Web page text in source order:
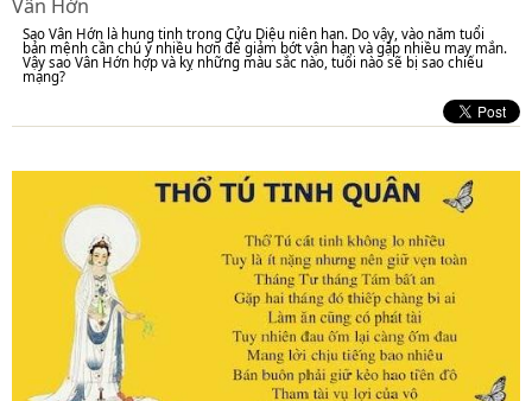
Vân Hớn
Sao Vân Hớn là hung tinh trong Cửu Diệu niên hạn. Do vậy, vào năm tuổi
bản mệnh cần chú ý nhiều hơn để giảm bớt vận hạn và gặp nhiều may mắn.
Vậy sao Vân Hớn hợp và kỵ những màu sắc nào, tuổi nào sẽ bị sao chiếu
mạng?